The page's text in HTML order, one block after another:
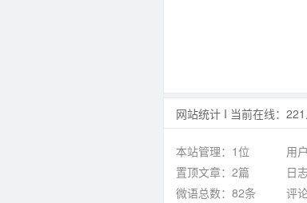
网站统计 I 当前在线：221
本站管理：1位
用
置顶文章：2篇
日
微语总数：82条
评